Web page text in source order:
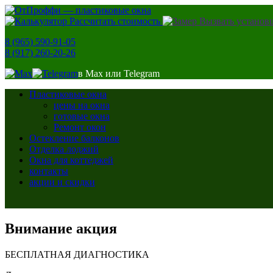
Рассчитать стоимость
Вызвать
8 (965) 590-91-05
8 (917) 260-20-26
в Max или Telegram
Пластиковые окна
цены на окна
готовые окна
Ремонт окон
Остекление балконов
Отделка лоджий
Окна для коттеджей
контакты
акции и скидки
Внимание акция
БЕСПЛАТНАЯ ДИАГНОСТИКА